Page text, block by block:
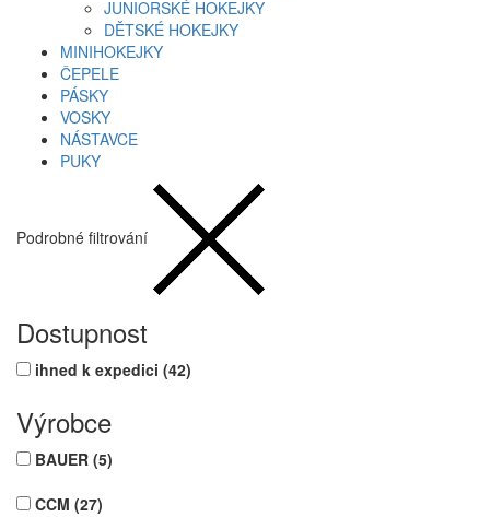
JUNIORSKÉ HOKEJKY
DĚTSKÉ HOKEJKY
MINIHOKEJKY
ČEPELE
PÁSKY
VOSKY
NÁSTAVCE
PUKY
Podrobné filtrování
Dostupnost
ihned k expedici (42)
Výrobce
BAUER (5)
CCM (27)